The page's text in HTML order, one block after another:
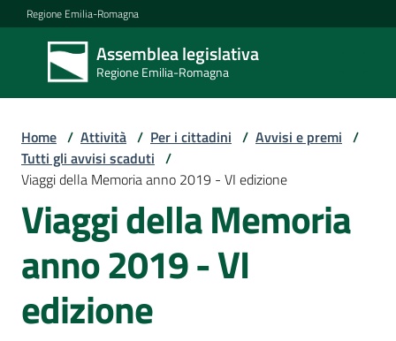
Vai al contenuto
Vai alla navigazione
Vai al footer
Regione Emilia-Romagna
Assemblea legislativa
Regione Emilia-Romagna
Assemblea
legislativa
Regione Emilia-
Assemblea
Attività
Argomenti
Home / Attività / Per i cittadini / Avvisi e premi /
Tutti gli avvisi scaduti /
Viaggi della Memoria anno 2019 - VI edizione
Viaggi della Memoria
anno 2019 - VI
edizione